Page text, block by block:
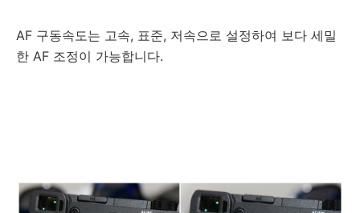
AF 구동속도는 고속, 표준, 저속으로 설정하여 보다 세밀
한 AF 조정이 가능합니다.